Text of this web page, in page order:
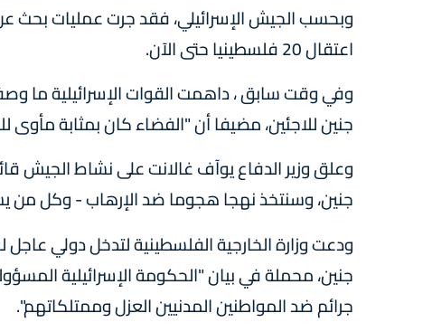
وبحسب الجيش الإسرائيلي، فقد جرت عمليات بحث
اعتقال 20 فلسطينيا حتى الآن.
وفي وقت سابق ، داهمت القوات الإسرائيلية ما
جنين للاجئين، مضيفا أن "الفضاء كان بمثابة مأوى
وعلق وزير الدفاع يوآف غالانت على نشاط الجيش
جنين، وسنتخذ نهجا هجوما ضد الإرهاب - وكل من
ودعت وزارة الخارجية الفلسطينية لتدخل دولي
جنين، محملة في بيان "الحكومة الإسرائيلية
جرائم ضد المواطنين المدنيين العزل وممتلكاتهم".